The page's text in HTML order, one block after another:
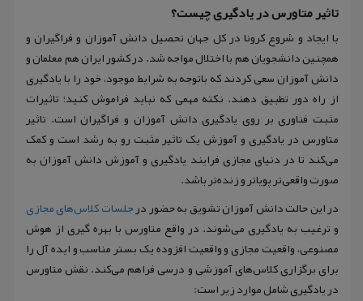
تاثیر متاورس در یادگیری چیست؟
با ایجاد و شروع کرونا در کل جهان تحصیل دانش آموزان و فراگیران و
همچنین دانشجویان هم با اختلال مواجه شد. در کشور ایران هم معلمان و
دانش آموزان سعی کردند که باتوجه به شرایط موجود، خود را با یادگیری
از راه دور تطبیق دهند. نکته مهمی که نباید فراموش کنید؛ تاثیرات
مثبت فناوری بر روی یادگیری دانش آموزان و فراگیران است. تاثیر
متاورس در یادگیری و آموزش یک تاثیر مثبت رو به رشد است و کمک
می‌کند تا در دنیای مجازی فرایند یادگیری و آموزش دانش آموزان به
صورت واقعی‌تر پویاتر و زنده‌تر باشد.
در این حالت دانش آموزان تشویق به حضور درجلسات کلاس‌های مجازی
و ترغیب به یادگیری می‌شوند. در واقع متاورس با بهره گیری از هوش
مصنوعی، واقعیت مجازی و واقعیت افزوده یک بستر مناسب و ایده آل را
برای برگزاری کلاس‌های آموزشی و درسی فراهم می‌کند. نقش متاورس
در یادگیری شامل موارد زیر است: